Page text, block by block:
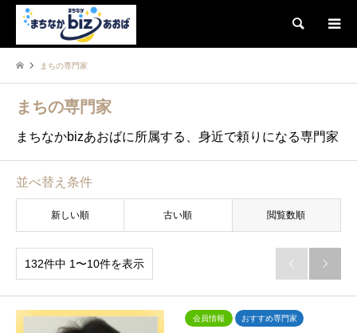
検索
まちの専門家
まちの専門家
まちなかbizあおばに所属する、身近で頼りになる専門家
並べ替え条件
新しい順 古い順 閲覧数順
132件中 1〜10件を表示  
会員情報 おすすめ専門家